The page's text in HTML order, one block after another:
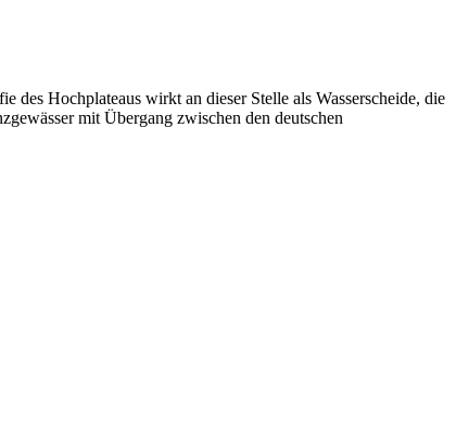
Hochplateaus wirkt an dieser Stelle als Wasserscheide, die
mit Übergang zwischen den deutschen